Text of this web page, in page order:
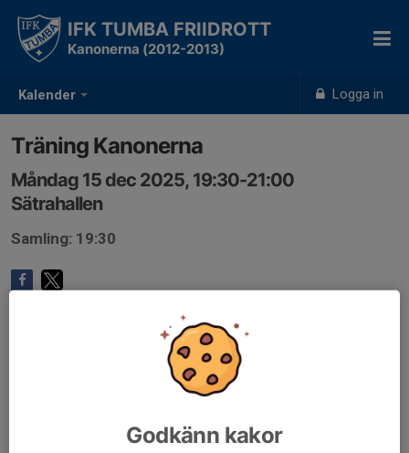
Kalender Logga in
IFK TUMBA FRIIDROTT
Kanonerna (2012-2013)
Träning Kanonerna
Måndag 15 dec 2025, 19:30-21:00
Sätrahallen
Samling: 19:30
Godkänn kakor